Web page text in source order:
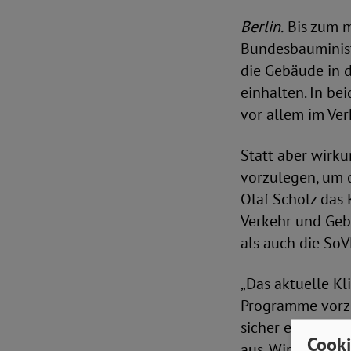
Berlin. Bis zum
die Gebäude in
einhalten. In
vor allem im
Statt aber
vorzulegen, um
Olaf Scholz
Verkehr und
als auch die
„Das aktuelle
Programme
sicher